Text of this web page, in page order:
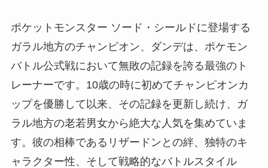
ポケットモンスター ソード・シールドに登場する
ガラル地方のチャンピオン、ダンデは、ポケモン
バトル公式戦において無敗の記録を誇る最強のト
レーナーです。10歳の時に初めてチャンピオンカ
ップを優勝して以来、その記録を更新し続け、ガ
ラル地方の老若男女から絶大な人気を集めていま
す。彼の相棒であるリザードンとの絆、独特のキ
ャラクター性、そして戦略的なバトルスタイル